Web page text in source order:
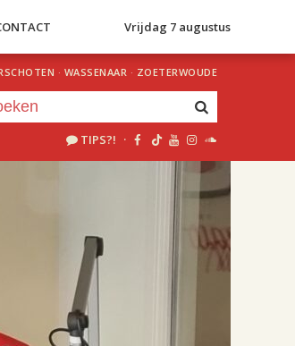
Vrijdag 7 augustus
· WASSENAAR · ZOETERWOUDE
TIPS?! ·
uur 1 van 2
Volgend uur